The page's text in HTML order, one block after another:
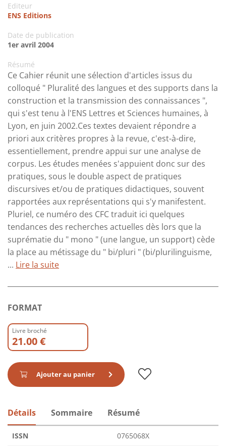
Editeur
ENS Editions
Date de publication
1er avril 2004
Résumé
Ce Cahier réunit une sélection d'articles issus du
colloqué " Pluralité des langues et des supports dans la
construction et la transmission des connaissances ",
qui s'est tenu à l'ENS Lettres et Sciences humaines, à
Lyon, en juin 2002.Ces textes devaient répondre a
priori aux critères propres à la revue, c'est-à-dire,
essentiellement, prendre appui sur une analyse de
corpus. Les études menées s'appuient donc sur des
pratiques, sous le double aspect de pratiques
discursives et/ou de pratiques didactiques, souvent
rapportées aux représentations qui s'y manifestent.
Pluriel, ce numéro des CFC traduit ici quelques
tendances des recherches actuelles dès lors que la
suprématie du " mono " (une langue, un support) cède
la place au métissage du " bi/pluri " (bi/plurilinguisme,
... Lire la suite
FORMAT
Livre broché
21.00 €
Ajouter au panier
Détails Sommaire Résumé
ISSN 0765068X